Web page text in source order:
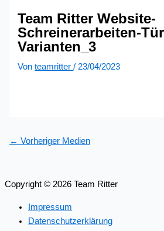
Team Ritter Website-
Schreinerarbeiten-
Varianten_3
Vonteamritter/ 23/04/2023
← Vorheriger Medien
Copyright © 2026 Team Ritter
Impressum
Datenschutzerklärung